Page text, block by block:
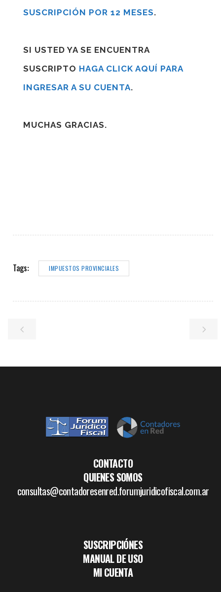
SUSCRIPCIÓN POR 12 MESES.
SI USTED YA SE ENCUENTRA
SUSCRIPTO HAGA CLICK AQUÍ PARA
INGRESAR A SU CUENTA.
MUCHAS GRACIAS.
Tags: IMPUESTOS PROVINCIALES
CONTACTO
QUIENES SOMOS
consultas@contadoresenred.forumjuridicofiscal.com.ar
SUSCRIPCIÓNES
MANUAL DE USO
MI CUENTA